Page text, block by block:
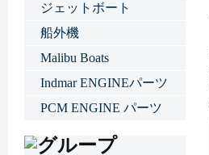
ジェットボート
船外機
Malibu Boats
Indmar ENGINEパーツ
PCM ENGINE パーツ